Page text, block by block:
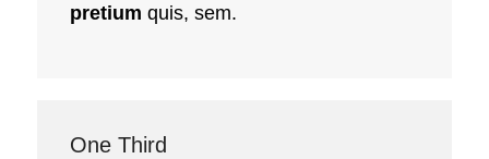
pretium quis, sem.
One Third